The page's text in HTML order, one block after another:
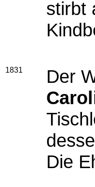
stirbt
1831
Der
Die